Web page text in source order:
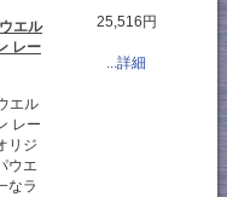
エル
レー
エル
レー
リジ
ウエ
なラ
25,516円
...詳細